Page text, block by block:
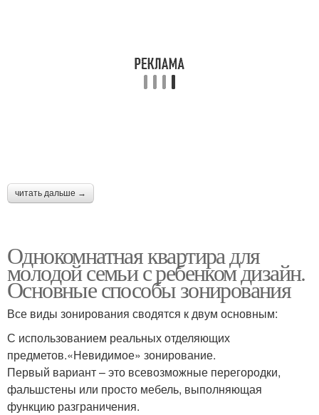
читать дальше →
Однокомнатная квартира для
молодой семьи с ребенком дизайн.
Основные способы зонирования
Все виды зонирования сводятся к двум основным:
С использованием реальных отделяющих
предметов.«Невидимое» зонирование.
Первый вариант – это всевозможные перегородки,
фальшстены или просто мебель, выполняющая
функцию разграничения.